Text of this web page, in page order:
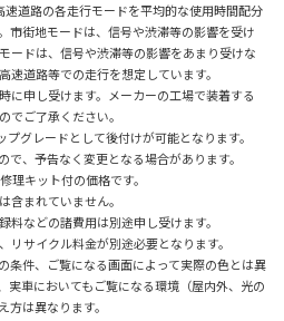
道路の各走行モードを平均的な使用時間配分
市街地モードは、信号や渋滞等の影響を受け
ードは、信号や渋滞等の影響をあまり受けな
道路等での走行を想定しています。
申し受けます。メーカーの工場で装着する
でご了承ください。
グレードとして後付けが可能となります。
、予告なく変更となる場合があります。
キット付の価格です。
まれていません。
などの諸費用は別途申し受けます。
サイクル料金が別途必要となります。
条件、ご覧になる画面によって実際の色とは異
実車においてもご覧になる環境（屋内外、光の
は異なります。